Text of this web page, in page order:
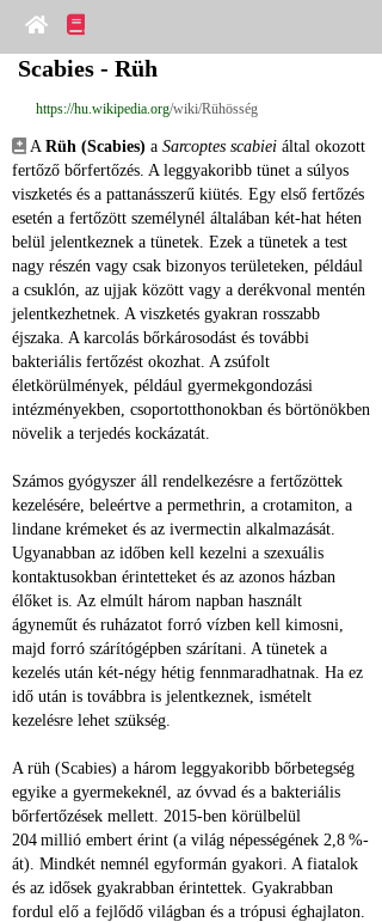
Scabies - Rüh
https://hu.wikipedia.org/wiki/Rühösség
A Rüh (Scabies) a Sarcoptes scabiei által okozott
fertőző bőrfertőzés. A leggyakoribb tünet a súlyos
viszketés és a pattanásszerű kiütés. Egy első fertőzés
esetén a fertőzött személynél általában két‑hat héten
belül jelentkeznek a tünetek. Ezek a tünetek a test
nagy részén vagy csak bizonyos területeken, például
a csuklón, az ujjak között vagy a derékvonal mentén
jelentkezhetnek. A viszketés gyakran rosszabb
éjszaka. A karcolás bőrkárosodást és további
bakteriális fertőzést okozhat. A zsúfolt
életkörülmények, például gyermekgondozási
intézményekben, csoportotthonokban és börtönökben
növelik a terjedés kockázatát.
Számos gyógyszer áll rendelkezésre a fertőzöttek
kezelésére, beleértve a permethrin, a crotamiton, a
lindane krémeket és az ivermectin alkalmazását.
Ugyanabban az időben kell kezelni a szexuális
kontaktusokban érintetteket és az azonos házban
élőket is. Az elmúlt három napban használt
ágyneműt és ruházatot forró vízben kell kimosni,
majd forró szárítógépben szárítani. A tünetek a
kezelés után két‑négy hétig fennmaradhatnak. Ha ez
idő után is továbbra is jelentkeznek, ismételt
kezelésre lehet szükség.
A rüh (Scabies) a három leggyakoribb bőrbetegség
egyike a gyermekeknél, az óvvad és a bakteriális
bőrfertőzések mellett. 2015‑ben körülbelül
204 millió embert érint (a világ népességének 2,8 %-
át). Mindkét nemnél egyformán gyakori. A fiatalok
és az idősek gyakrabban érintettek. Gyakrabban
fordul elő a fejlődő világban és a trópusi éghajlaton.